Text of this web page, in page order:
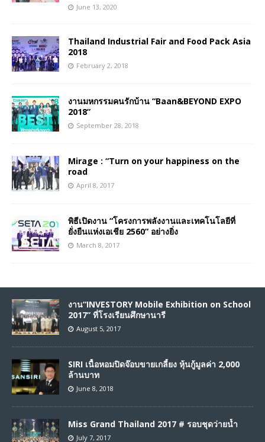
June 13, 2020
Thailand Industrial Fair and Food Pack Asia
2018
February 2, 2018
งานมหกรรมคนรักบ้าน “Baan&BEYOND EXPO
2018”
September 28, 2018
Mirage : “Turn on your happiness on the
road
April 8, 2017
พิธีเปิดงาน “โครงการพลังงานและเทคโนโลยีที่
ยั่งยืนแห่งเอเชีย 2560” อย่างยิ่ง
March 8, 2017
งาน“INVESTORY Mobile Exhibition on School
2017” ที่โรงเรียนศึกษานารี
August 5, 2017
SIRI เนื้อหอมปิดจ๊อบขายเกลี้ยง หุ้นกู้มูลค่า 2,000
ล้านบาท
June 8, 2018
Miss Grand Thailand 2017 # รอบชุดว่ายน้ำ
July 7, 2017